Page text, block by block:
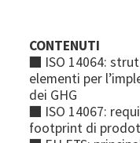
CONTENUTI
■ ISO 14064:
elementi per
dei GHG
■ ISO 14067:
footprint di